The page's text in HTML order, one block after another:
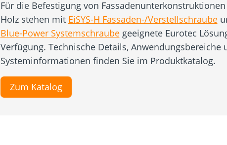
Für die Befestigung von
Holz stehen mit EiSYS-H Fassaden-/Verstellschraube
Blue-Power Systemschraubegeeignete Eurotec
Verfügung. Technische Details, Anwendungsbereiche
Systeminformationen finden Sie im Produktkatalog.
Zum Katalog